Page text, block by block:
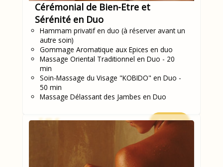
Cérémonial de Bien-Etre et
Sérénité en Duo
Hammam privatif en duo (à réserver avant un
autre soin)
Gommage Aromatique aux Epices en duo
Massage Oriental Traditionnel en Duo - 20
min
Soin-Massage du Visage "KOBIDO" en Duo -
50 min
Massage Délassant des Jambes en Duo
540 € Ajouter